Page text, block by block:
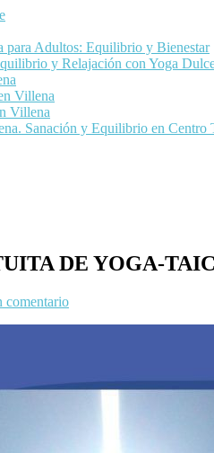
para Adultos: Equilibrio y Bienestar
y Relajación con Yoga
Villena
Villena
Sanación y Equilibrio en Centro
DE YOGA-
comentario